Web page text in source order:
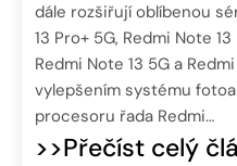
dále rozšiřují oblíbenou
13 Pro+ 5G, Redmi Note
Redmi Note 13 5G a
vylepšením systému
procesoru řada Redmi…
>>Přečíst celý